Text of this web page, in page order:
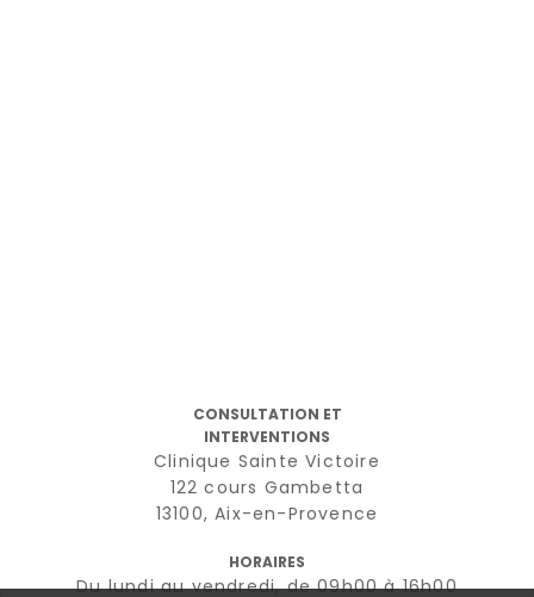
CONSULTATION ET
INTERVENTIONS
Clinique Sainte Victoire
122 cours Gambetta
13100, Aix-en-Provence
HORAIRES
Du lundi au vendredi, de 09h00 à 16h00